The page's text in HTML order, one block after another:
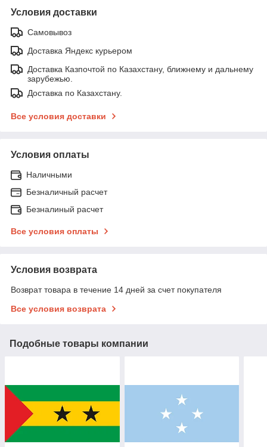
Условия доставки
Самовывоз
Доставка Яндекс курьером
Доставка Казпочтой по Казахстану, ближнему и дальнему
зарубежью.
Доставка по Казахстану.
Все условия доставки
Условия оплаты
Наличными
Безналичный расчет
Безналиный расчет
Все условия оплаты
Условия возврата
Возврат товара в течение 14 дней за счет покупателя
Все условия возврата
Подобные товары компании